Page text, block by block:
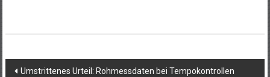
Beitragsnavigation
Umstrittenes Urteil: Rohmessdaten bei Tempokontrollen